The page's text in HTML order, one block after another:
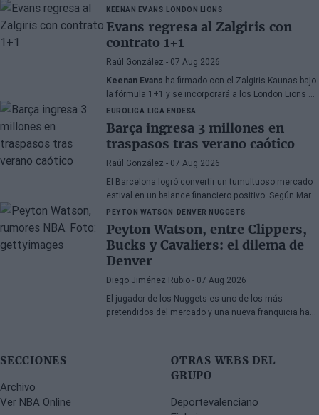
Cleveland Cavaliers y Detroit Pistons estarían
interesados en hacerse con sus servicios
KEENAN EVANS LONDON LIONS
Evans regresa al Zalgiris con
contrato 1+1
Raúl González - 07 Aug 2026
Keenan Evans ha firmado con el Zalgiris Kaunas bajo
la fórmula 1+1 y se incorporará a los London Lions en
calidad de cedido durante la temporada 2026/27. El
base estadounidense continúa su proceso de
recuperación tras las lesiones sufridas en los
últimos meses.
EUROLIGA LIGA ENDESA
Barça ingresa 3 millones en
traspasos tras verano caótico
Raúl González - 07 Aug 2026
El Barcelona logró convertir un tumultuoso mercado
estival en un balance financiero positivo. Según Marc
Mundet, la sección azulgrana ingresó cerca de tres
millones de euros procedentes de salidas de
jugadores, a pesar de un proceso de transferencias
marcado por la incertidumbre y los cambios de
última hora.
PEYTON WATSON DENVER NUGGETS
Peyton Watson, entre Clippers,
Bucks y Cavaliers: el dilema de
Denver
Diego Jiménez Rubio - 07 Aug 2026
El jugador de los Nuggets es uno de los más
pretendidos del mercado y una nueva franquicia ha
SECCIONES
Archivo
Ver NBA Online
OTRAS WEBS DEL
GRUPO
Deportevalenciano